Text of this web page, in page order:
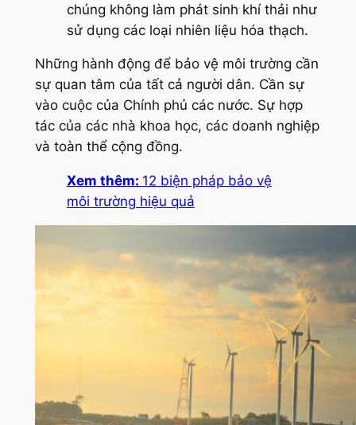
chúng không làm phát sinh khí thải như
sử dụng các loại nhiên liệu hóa thạch.
Những hành động để bảo vệ môi trường cần
sự quan tâm của tất cả người dân. Cần sự
vào cuộc của Chính phủ các nước. Sự hợp
tác của các nhà khoa học, các doanh nghiệp
và toàn thể cộng đồng.
Xem thêm: 12 biện pháp bảo vệ
môi trường hiệu quả